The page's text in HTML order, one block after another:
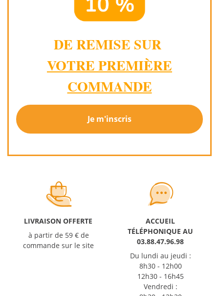
DE REMISE SUR
VOTRE PREMIÈRE
COMMANDE
Je m'inscris
LIVRAISON OFFERTE
à partir de 59 € de
commande sur le site
ACCUEIL
TÉLÉPHONIQUE AU
03.88.47.96.98
Du lundi au jeudi :
8h30 - 12h00
12h30 - 16h45
Vendredi :